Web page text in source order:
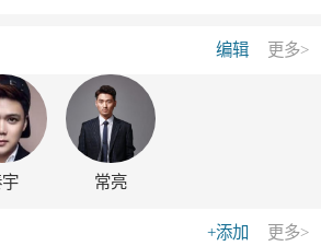
更多>
编辑
常亮
更多>
+添加